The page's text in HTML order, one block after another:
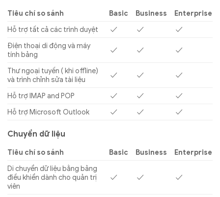
Tiêu chí so sánh Basic Business
Enterprise
Hỗ trợ tất cả các trình duyệt
✓ ✓
✓
Điện thoại di động và máy
tính bảng
✓ ✓ ✓
Thư ngoại tuyến ( khi offline)
và trình chỉnh sửa tài liệu
✓ ✓ ✓
Hỗ trợ IMAP and POP ✓ ✓
✓
Hỗ trợ Microsoft Outlook
✓ ✓ ✓
Chuyển dữ liệu
Tiêu chí so sánh Basic Business
Enterprise
Di chuyển dữ liệu bằng bảng
điều khiển dành cho quản trị
viên
✓ ✓ ✓